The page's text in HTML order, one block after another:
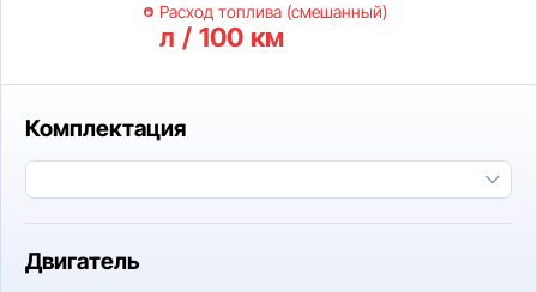
Расход топлива (смешанный)
л / 100 км
Комплектация
Двигатель